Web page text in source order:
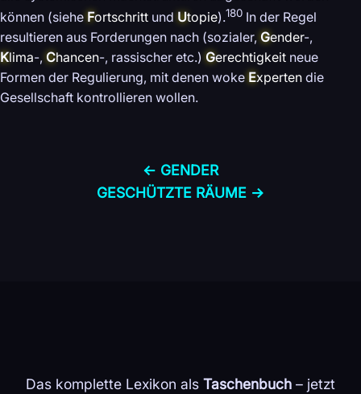
können (siehe Fortschritt und Utopie).180 In der Regel
resultieren aus Forderungen nach (sozialer, Gender-,
Klima-, Chancen-, rassischer etc.) Gerechtigkeit neue
Formen der Regulierung, mit denen woke Experten die
Gesellschaft kontrollieren wollen.
← GENDER
GESCHÜTZTE RÄUME →
Das komplette Lexikon als Taschenbuch – jetzt